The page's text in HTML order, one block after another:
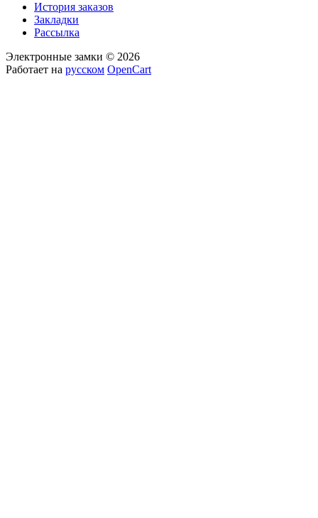
История заказов
Закладки
Рассылка
Электронные замки © 2026
Работает на русском OpenCart